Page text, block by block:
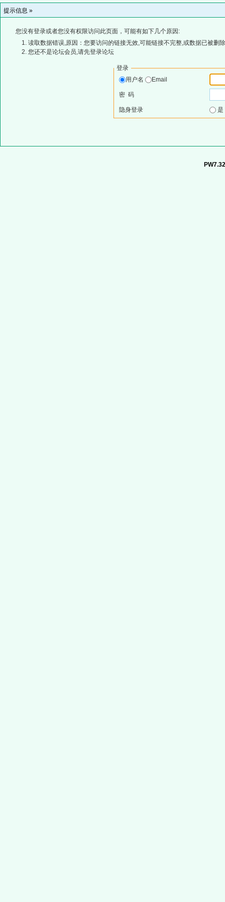
提示信息 »
您没有登录或者您没有权限访问此页面，可能有如下几个原因:
读取数据错误,原因：您要访问的链接无效,可能链接不完整,或数据已被删
您还不是论坛会员,请先登录论坛
登录
用户名
Email
密 码
隐身登录